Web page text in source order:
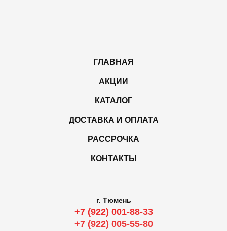
ГЛАВНАЯ
АКЦИИ
КАТАЛОГ
ДОСТАВКА И ОПЛАТА
РАССРОЧКА
КОНТАКТЫ
г. Тюмень
+7 (922) 001-88-33
+7 (922) 005-55-80